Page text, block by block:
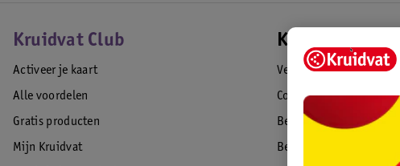
Kruidvat Club
Activeer je kaart
Alle voordelen
Gratis producten
Mijn Kruidvat
Klantenservice
Veelgestelde vragen
Contact
Bestellen & leveren
Betalen